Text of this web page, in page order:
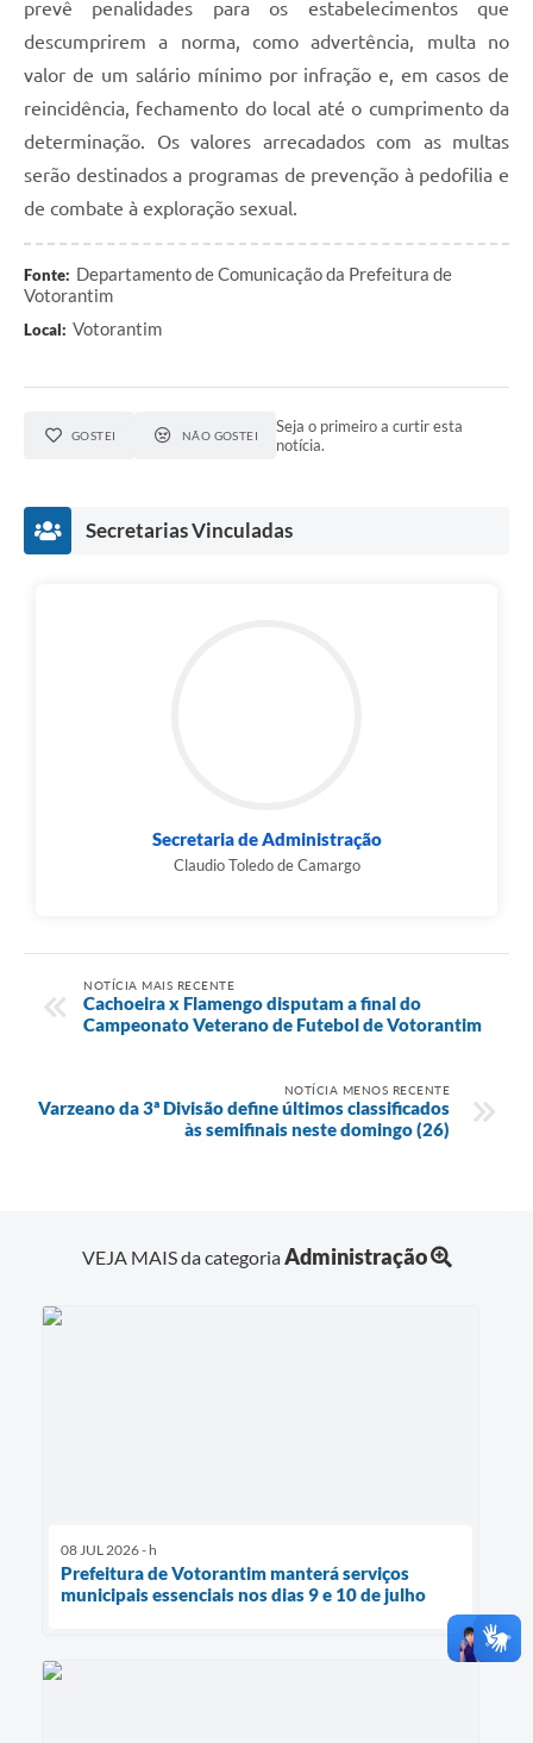
prevê penalidades para os estabelecimentos que
descumprirem a norma, como advertência, multa no
valor de um salário mínimo por infração e, em casos de
reincidência, fechamento do local até o cumprimento da
determinação. Os valores arrecadados com as multas
serão destinados a programas de prevenção à pedofilia e
de combate à exploração sexual.
Fonte: Departamento de Comunicação da Prefeitura de
Votorantim
Local: Votorantim
GOSTEI NÃO GOSTEI
Seja o primeiro a curtir esta
notícia.
Secretarias Vinculadas
Secretaria de Administração
Claudio Toledo de Camargo
NOTÍCIA MAIS RECENTE
Cachoeira x Flamengo disputam a final do
Campeonato Veterano de Futebol de Votorantim
NOTÍCIA MENOS RECENTE
Varzeano da 3ª Divisão define últimos classificados
às semifinais neste domingo (26)
VEJA MAIS da categoriaAdministração
08 JUL 2026 - h
Prefeitura de Votorantim manterá serviços
municipais essenciais nos dias 9 e 10 de julho